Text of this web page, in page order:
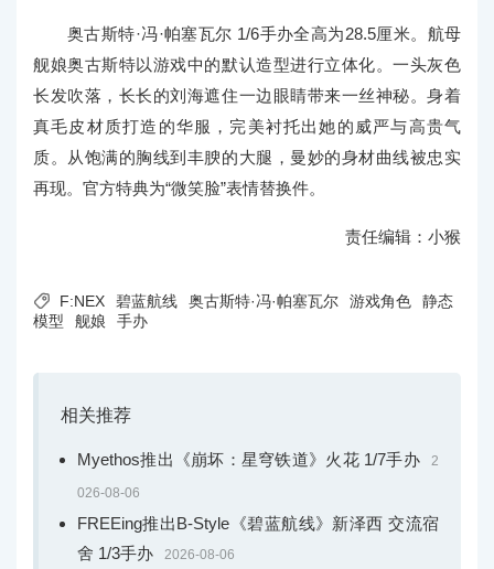
奥古斯特·冯·帕塞瓦尔 1/6手办全高为28.5厘米。航母
舰娘奥古斯特以游戏中的默认造型进行立体化。一头灰色
长发吹落，长长的刘海遮住一边眼睛带来一丝神秘。身着
真毛皮材质打造的华服，完美衬托出她的威严与高贵气
质。从饱满的胸线到丰腴的大腿，曼妙的身材曲线被忠实
再现。官方特典为“微笑脸”表情替换件。
责任编辑：小猴
 F:NEX 碧蓝航线 奥古斯特·冯·帕塞瓦尔 游戏角色
静态
模型
舰娘 手办
相关推荐
Myethos推出《崩坏：星穹铁道》火花 1/7手办 2
026-08-06
FREEing推出B-Style《碧蓝航线》新泽西 交流宿
舍 1/3手办
2026-08-06